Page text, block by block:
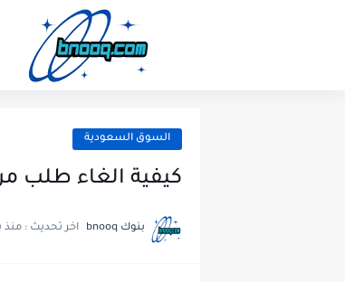
السوق السعودية
كيفية الغاء طلب من
بنوك bnooq اخر تحديث : منذ